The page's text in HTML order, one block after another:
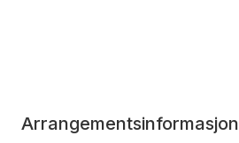
Arrangementsinformasjon